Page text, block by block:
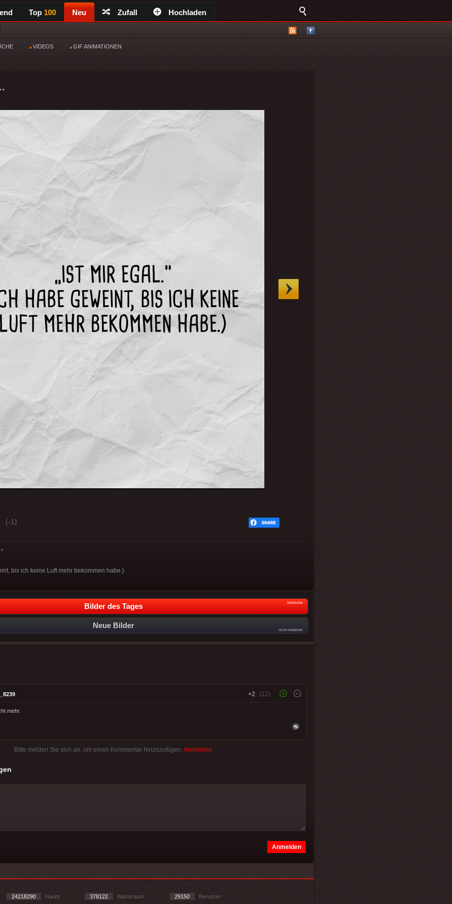
Top 100 Neu Zufall Hochladen
VIDEOS GIF ANIMATIONEN
(-1)
bis ich keine Luft mehr bekommen habe.)
Bilder des Tages Startseite
Neue Bilder
nicht moderiert
+2 (12)
mehr.
Bitte melden Sie sich an, um einen Kommentar hinzuzufügen. Anmelden
24218290 Haupt 378122 Warteraum 29150 Benutzer